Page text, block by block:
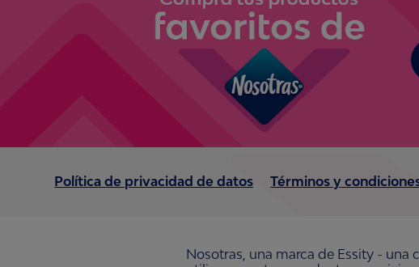
Política de privacidad de datos Términos y
Nosotras, una marca de Essity -